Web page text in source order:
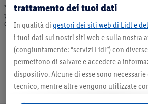
* Offerta valida fino ad esaurimento scorte. Tutti i
prodotti qui reclamizzati, soprattutto quelli non-food,
dell’assortimento. Ill. dimostrativa.
trattamento dei tuoi dati
In qualità di gestori dei siti web di Lidl e
i tuoi dati sui nostri siti web e sulla nostra
(congiuntamente: “servizi Lidl”) con
permettono di salvare e accedere a
dispositivo. Alcune di esse sono
tecnico, mentre altre vengono utilizzate